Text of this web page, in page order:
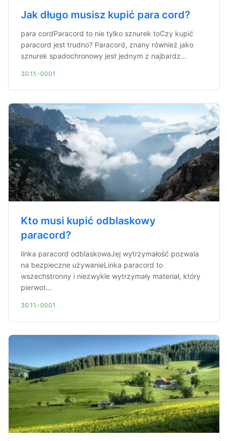
Jak długo musisz kupić para cord?
para cordParacord to nie tylko sznurek toCzy kupić
paracord jest trudno? Paracord, znany również jako
sznurek spadochronowy jest jednym z najbardz...
30.11.-0001
Kto musi kupić odblaskowy
paracord?
linka paracord odblaskowaJej wytrzymałość pozwala
na bezpieczne używanieLinka paracord to
wszechstronny i niezwykle wytrzymały materiał, który
pierwot...
30.11.-0001